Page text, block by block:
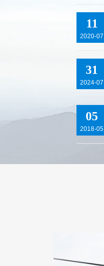
11
2020-07
31
2024-07
05
2018-05